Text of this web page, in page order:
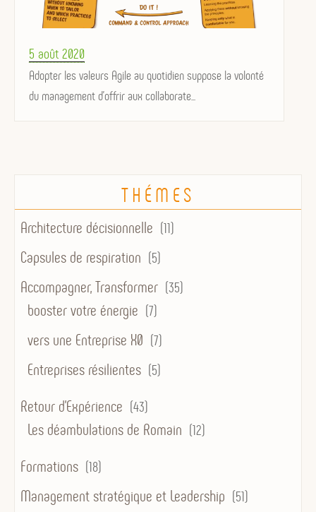
Posted
on
5 août 2020
Adopter les valeurs Agile au quotidien suppose la volonté
du management d'offrir aux collaborate...
THÉMES
Architecture décisionnelle (11)
Capsules de respiration (5)
Accompagner, Transformer (35)
booster votre énergie (7)
vers une Entreprise X0 (7)
Entreprises résilientes (5)
Retour d'Expérience (43)
Les déambulations de Romain (12)
Formations (18)
Management stratégique et Leadership (51)